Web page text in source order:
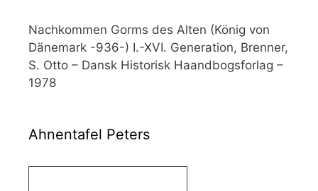
Nachkommen Gorms des Alten (König von
Dänemark -936-) I.-XVI. Generation, Brenner,
S. Otto – Dansk Historisk Haandbogsforlag –
1978
Ahnentafel Peters